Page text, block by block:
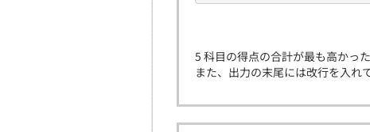
5 科目の得点の合計が最も高かっ
また、出力の末尾には改行を入れ